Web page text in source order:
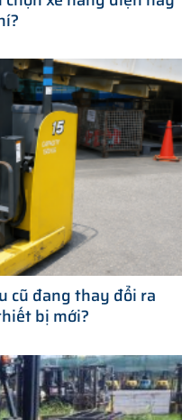
cũ đang thay đổi ra
bị mới?